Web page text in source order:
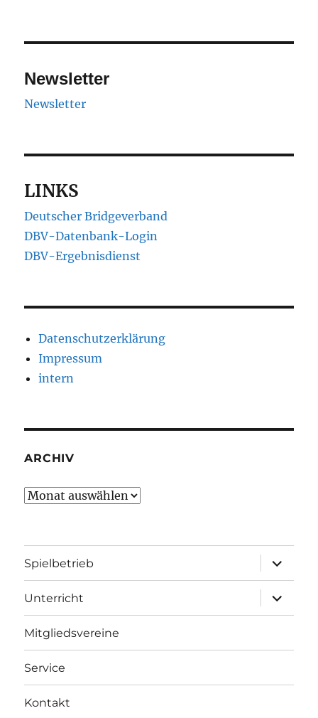
Newsletter
Newsletter
LINKS
Deutscher Bridgeverband
DBV-Datenbank-Login
DBV-Ergebnisdienst
Datenschutzerklärung
Impressum
intern
ARCHIV
Archiv
Spielbetrieb
öffnen
Unterricht
öffnen
Mitgliedsvereine
Service
Kontakt